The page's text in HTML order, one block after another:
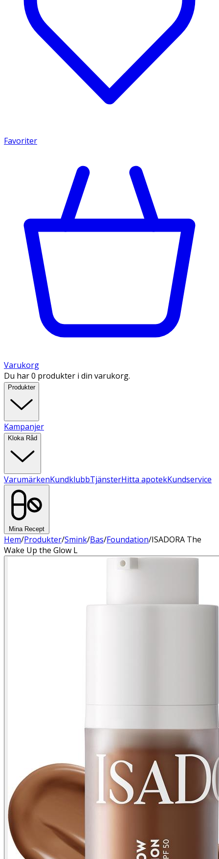
Favoriter
Varukorg
Du har 0 produkter i din varukorg.
Produkter
Kampanjer
Kloka Råd
VarumärkenKundklubbTjänsterHitta apotekKundservice
Mina Recept
Hem/Produkter/Smink/Bas/Foundation/ISADORA The
Wake Up the Glow L